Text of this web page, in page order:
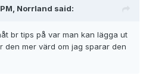
Norrland said:
br tips på var man kan lägga ut
den mer värd om jag sparar den